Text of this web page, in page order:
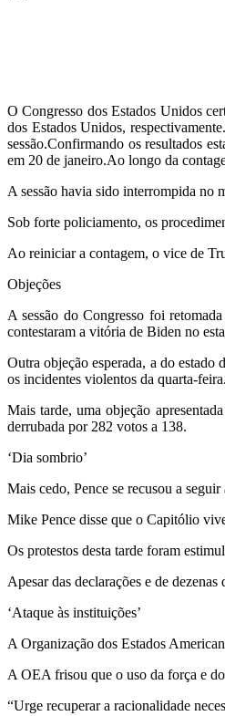
O Congresso dos Estados Unidos
dos Estados Unidos,
sessão.Confirmando os resultados
em 20 de janeiro.Ao longo da
A sessão havia sido interrompida no
Sob forte policiamento, os
Ao reiniciar a contagem, o vice de
Objeções
A sessão do Congresso foi
contestaram a vitória de Biden no
Outra objeção esperada, a do
os incidentes violentos da quarta-
Mais tarde, uma objeção
derrubada por 282 votos a 138.
‘Dia sombrio’
Mais cedo, Pence se recusou a
Mike Pence disse que o Capitólio
Os protestos desta tarde foram
Apesar das declarações e de
‘Ataque às instituições’
A Organização dos Estados
A OEA frisou que o uso da força e
“Urge recuperar a racionalidade